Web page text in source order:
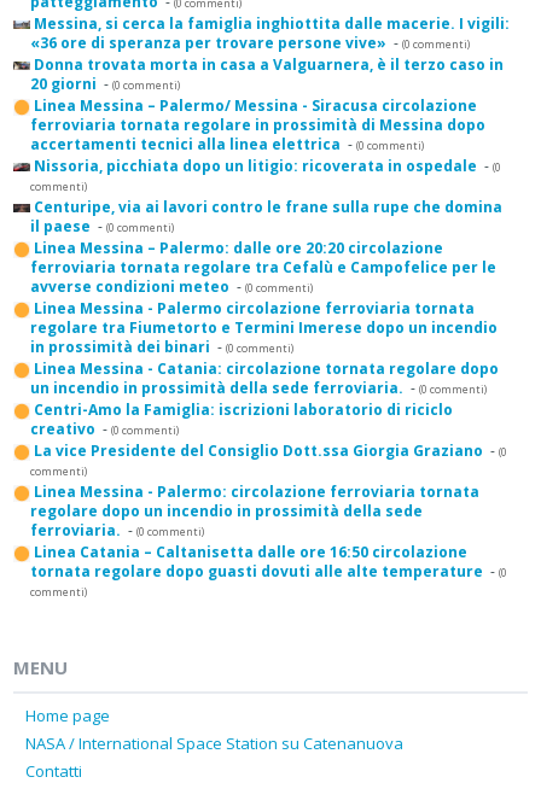
(0 commenti)
Messina, si cerca la famiglia inghiottita dalle macerie. I vigili:
«36 ore di speranza per trovare persone vive» - (0 commenti)
Donna trovata morta in casa a Valguarnera, è il terzo caso in
20 giorni - (0 commenti)
Linea Messina – Palermo/ Messina - Siracusa circolazione
ferroviaria tornata regolare in prossimità di Messina dopo
accertamenti tecnici alla linea elettrica - (0 commenti)
Nissoria, picchiata dopo un litigio: ricoverata in ospedale - (0
commenti)
Centuripe, via ai lavori contro le frane sulla rupe che domina
il paese - (0 commenti)
Linea Messina – Palermo: dalle ore 20:20 circolazione
ferroviaria tornata regolare tra Cefalù e Campofelice per le
avverse condizioni meteo - (0 commenti)
Linea Messina - Palermo circolazione ferroviaria tornata
regolare tra Fiumetorto e Termini Imerese dopo un incendio
in prossimità dei binari - (0 commenti)
Linea Messina - Catania: circolazione tornata regolare dopo
un incendio in prossimità della sede ferroviaria. - (0 commenti)
Centri-Amo la Famiglia: iscrizioni laboratorio di riciclo
creativo - (0 commenti)
La vice Presidente del Consiglio Dott.ssa Giorgia Graziano - (0
commenti)
Linea Messina - Palermo: circolazione ferroviaria tornata
regolare dopo un incendio in prossimità della sede
ferroviaria. - (0 commenti)
Linea Catania – Caltanisetta dalle ore 16:50 circolazione
tornata regolare dopo guasti dovuti alle alte temperature - (0
commenti)
MENU
Home page
NASA / International Space Station su Catenanuova
Contatti